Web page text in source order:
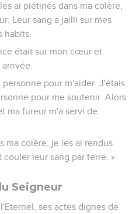
ai piétinés dans ma colère,
Leur sang a jailli sur mes
habits.
était sur mon cœur et
personne pour m'aider. J'étais
pour me soutenir. Alors
ma fureur m'a servi de
ma colère, je les ai rendus
leur sang par terre. »
Seigneur
ses actes dignes de